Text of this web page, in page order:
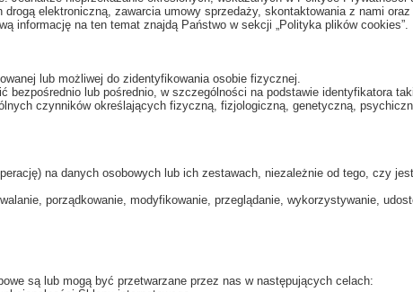
elektroniczną, zawarcia umowy sprzedaży, skontaktowania z nami oraz
informację na ten temat znajdą Państwo w sekcji „Polityka plików cookies”.
lub możliwej do zidentyfikowania osobie fizycznej.
lub pośrednio, w szczególności na podstawie identyfikatora
czynników określających fizyczną, fizjologiczną, genetyczną,
na danych osobowych lub ich zestawach, niezależnie od tego, czy
porządkowanie, modyfikowanie, przeglądanie, wykorzystywanie,
są lub mogą być przetwarzane przez nas w następujących celach: